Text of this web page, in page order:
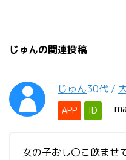
じゅんの関連投稿
じゅん30代 /
APP ID
女の子おし〇こ飲ませ